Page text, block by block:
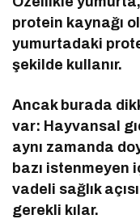
protein kaynağı
yumurtadaki
şekilde kullanır.
Ancak burada
var: Hayvansal
aynı zamanda
bazı istenmeyen
vadeli sağlık
gerekli kılar.